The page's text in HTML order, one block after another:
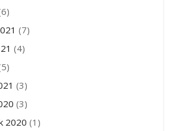
(7)
(4)
(3)
(3)
2020 (1)